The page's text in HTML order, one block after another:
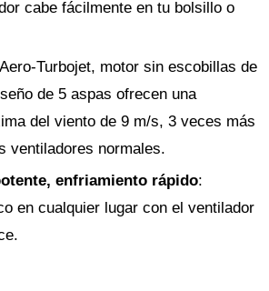
cabe fácilmente en tu bolsillo o
Turbojet, motor sin escobillas de
de 5 aspas ofrecen una
del viento de 9 m/s, 3 veces más
ventiladores normales.
enfriamiento rápido:
en cualquier lugar con el ventilador